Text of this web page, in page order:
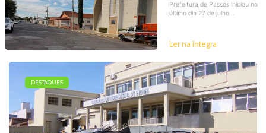
Prefeitura de Passos iniciou no
último dia 27 de julho...
Ler na íntegra
DESTAQUES